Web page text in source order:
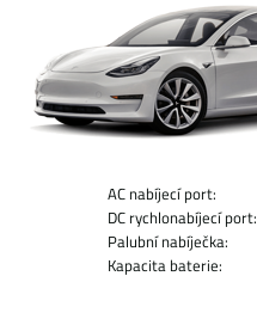
AC nabíjecí port:
DC rychlonabíjecí port:
Palubní nabíječka:
Kapacita baterie: